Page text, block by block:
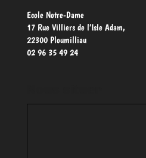
Ecole Notre-Dame
17 Rue Villiers de l’Isle Adam,
22300 Ploumilliau
02 96 35 49 24